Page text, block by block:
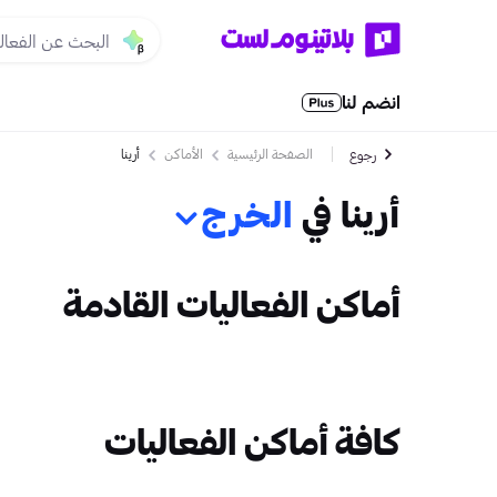
انضم لنا
رجوع الصفحة الرئيسية الأماكن أرينا
أرينا في الخرج
أماكن الفعاليات القادمة
كافة أماكن الفعاليات